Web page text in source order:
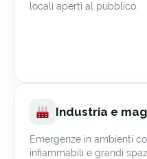
locali aperti al pubblico.
Industria e
Emergenze in ambienti
infiammabili e grandi